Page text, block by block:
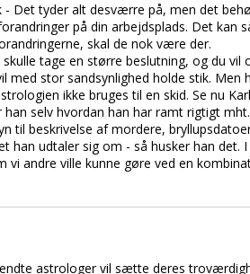
- Det tyder alt desværre på, men det
på din arbejdsplads. Det
skal de nok være der.
tage en større beslutning, og du
med stor sandsynlighed holde stik.
ikke bruges til en skid. Se nu
selv hvordan han har ramt rigtigt
til beskrivelse af mordere,
han udtaler sig om - så husker han
vi andre ville kunne gøre ved en
astrologer vil sætte deres